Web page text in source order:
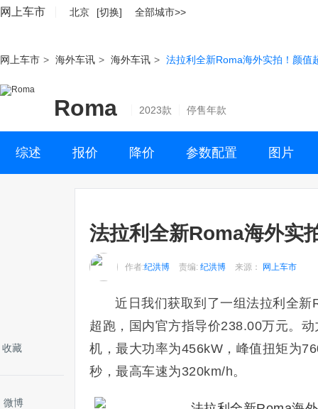
网上车市 北京 [切换] 全部城市>>
网上车市 > 海外车讯 > 海外车讯 > 法拉利全新Roma海外实拍！颜值
Roma 2023款 停售年款
综述 报价 降价 参数配置 图片
收藏
微博
法拉利全新Roma海外实
作者:纪洪博 责编: 纪洪博 来源： 网上车市
近日我们获取到了一组法拉利全
超跑，国内官方指导价238.00万元。
机，最大功率为456kW，峰值扭矩为
秒，最高车速为320km/h。